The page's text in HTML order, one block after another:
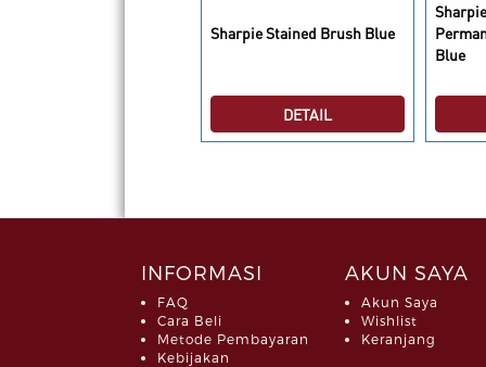
Sharpie Stained Brush Blue
DETAIL
Blue
INFORMASI
FAQ
Cara Beli
Metode Pembayaran
Kebijakan
AKUN SAYA
Akun Saya
Wishlist
Keranjang